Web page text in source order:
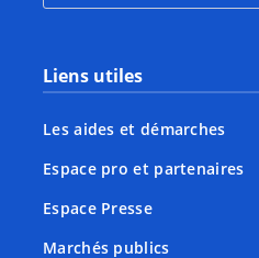
Liens utiles
Les aides et démarches
Espace pro et partenaires
Espace Presse
Marchés publics